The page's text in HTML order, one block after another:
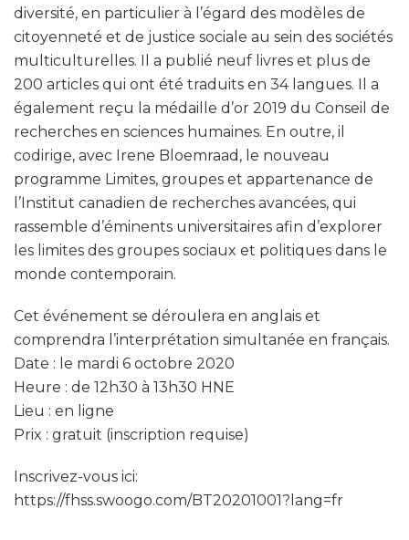
diversité, en particulier à l’égard des modèles de
citoyenneté et de justice sociale au sein des sociétés
multiculturelles. Il a publié neuf livres et plus de
200 articles qui ont été traduits en 34 langues. Il a
également reçu la médaille d’or 2019 du Conseil de
recherches en sciences humaines. En outre, il
codirige, avec Irene Bloemraad, le nouveau
programme Limites, groupes et appartenance de
l’Institut canadien de recherches avancées, qui
rassemble d’éminents universitaires afin d’explorer
les limites des groupes sociaux et politiques dans le
monde contemporain.
Cet événement se déroulera en anglais et
comprendra l’interprétation simultanée en français.
Date : le mardi 6 octobre 2020
Heure : de 12h30 à 13h30 HNE
Lieu : en ligne
Prix : gratuit (inscription requise)
Inscrivez-vous ici:
https://fhss.swoogo.com/BT20201001?lang=fr